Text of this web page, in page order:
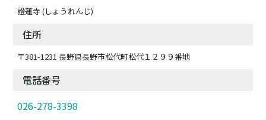
證蓮寺 (しょうれんじ)
住所
〒381-1231 長野県長野市松代町松代１２９９番地
電話番号
026-278-3398